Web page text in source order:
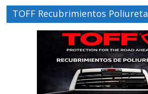
TOFF Recubrimientos